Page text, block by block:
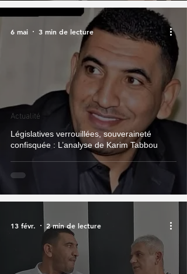
Législatives verrouillées, souveraineté
confisquée : L’analyse de Karim Tabbou
Actualité
6 mai 3 min de lecture
13 févr. 2 min de lecture